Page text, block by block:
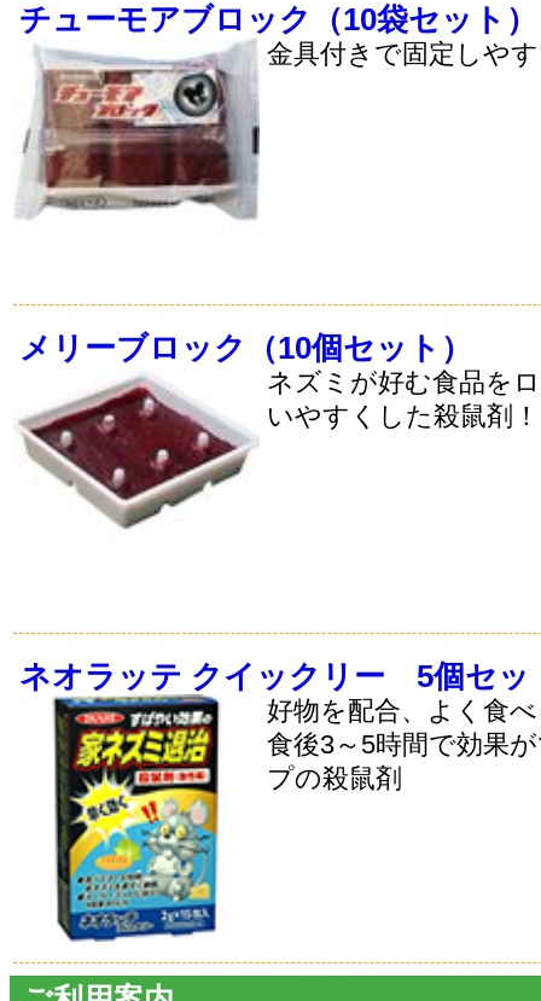
チューモアブロック（10袋セット）
金具付きで固定しや
メリーブロック（10個セット）
ネズミが好む食品を
いやすくした殺鼠剤！
ネオラッテ クイックリー 5個セッ
好物を配合、よく食
食後3～5時間で効果
プの殺鼠剤